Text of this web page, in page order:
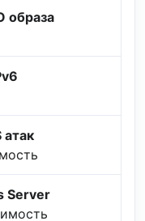
образа
атак
Server